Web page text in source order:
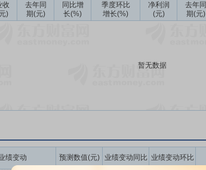
收
)
去年同
期(元)
同比增
长(%)
季度环比
增长(%)
净利润
(元)
去年同
期(元)
暂无数据
绩变动 预测数值(元) 业绩变动同比 业绩变动环比